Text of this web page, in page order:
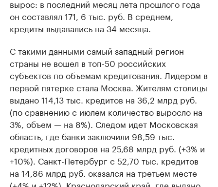
вырос: в последний месяц лета прошлого года
он составлял 171, 6 тыс. руб. В среднем,
кредиты выдавались на 34 месяца.
С такими данными самый западный регион
страны не вошел в топ-50 российских
субъектов по объемам кредитования. Лидером в
первой пятерке стала Москва. Жителям столицы
выдано 114,13 тыс. кредитов на 36,2 млрд руб.
(по сравнению с июлем количество выросло на
3%, объем — на 8%). Следом идет Московская
область, где банки заключили 98,59 тыс.
кредитных договоров на 25,68 млрд руб. (+3% и
+10%). Санкт-Петербург с 52,70 тыс. кредитов
на 14,86 млрд руб. оказался на третьем месте